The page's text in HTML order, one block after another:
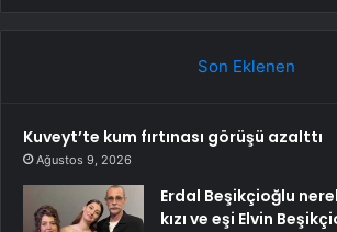
Son Eklenen
Kuveyt’te kum fırtınası görüşü azalttı
Ağustos 9, 2026
Erdal Beşikçioğlu
kızı ve eşi Elvin